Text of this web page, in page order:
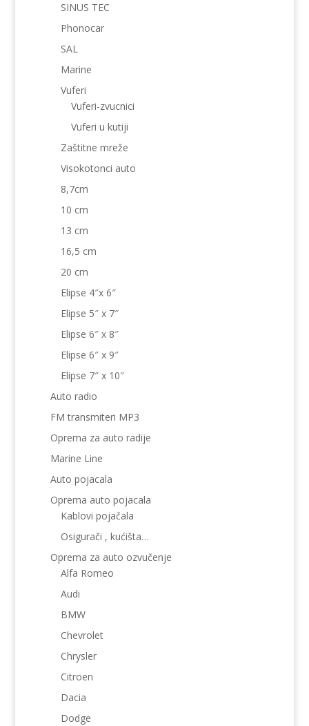
SINUS TEC
Phonocar
SAL
Marine
Vuferi
Vuferi-zvucnici
Vuferi u kutiji
Zaštitne mreže
Visokotonci auto
8,7cm
10 cm
13 cm
16,5 cm
20 cm
Elipse 4″x 6″
Elipse 5″ x 7″
Elipse 6″ x 8″
Elipse 6″ x 9″
Elipse 7″ x 10″
Auto radio
FM transmiteri MP3
Oprema za auto radije
Marine Line
Auto pojacala
Oprema auto pojacala
Kablovi pojačala
Osigurači , kućišta…
Oprema za auto ozvučenje
Alfa Romeo
Audi
BMW
Chevrolet
Chrysler
Citroen
Dacia
Dodge